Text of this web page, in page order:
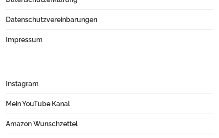
Datenschutzvereinbarungen
Impressum
Instagram
Mein YouTube Kanal
Amazon Wunschzettel